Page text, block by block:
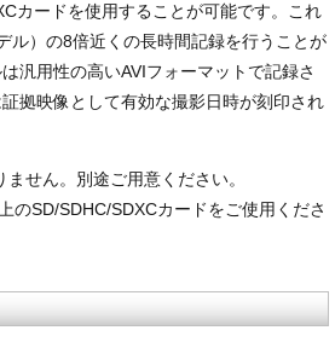
カードを使用することが可能です。これ
ル）の8倍近くの長時間記録を行うことが
汎用性の高いAVIフォーマットで記録さ
拠映像として有効な撮影日時が刻印され
せん。別途ご用意ください。
のSD/SDHC/SDXCカードをご使用くださ